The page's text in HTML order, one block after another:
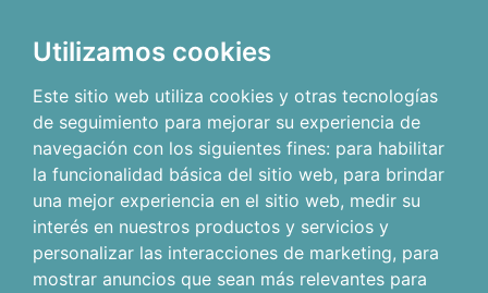
Utilizamos cookies
Este sitio web utiliza cookies y otras tecnologías
de seguimiento para mejorar su experiencia de
navegación con los siguientes fines: para habilitar
la funcionalidad básica del sitio web, para brindar
una mejor experiencia en el sitio web, medir su
interés en nuestros productos y servicios y
personalizar las interacciones de marketing, para
mostrar anuncios que sean más relevantes para